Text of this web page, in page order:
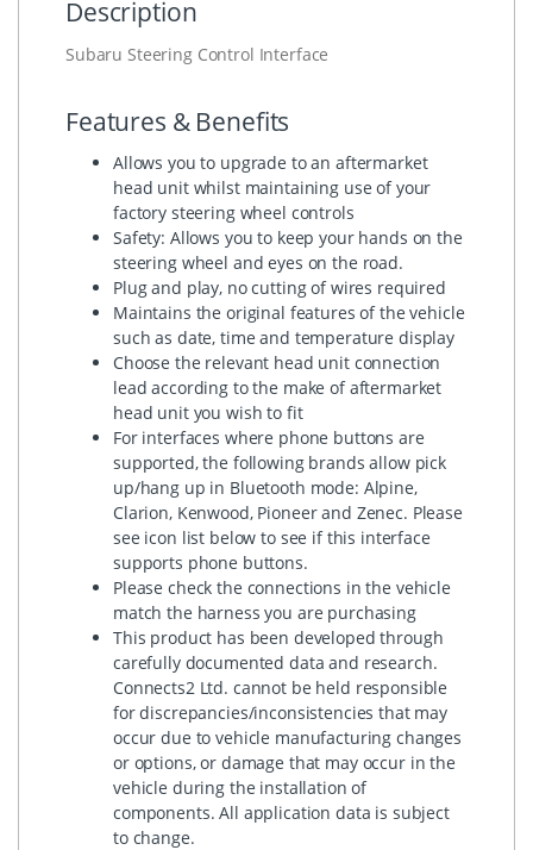
Description
Subaru Steering Control Interface
Features & Benefits
Allows you to upgrade to an aftermarket
head unit whilst maintaining use of your
factory steering wheel controls
Safety: Allows you to keep your hands on the
steering wheel and eyes on the road.
Plug and play, no cutting of wires required
Maintains the original features of the vehicle
such as date, time and temperature display
Choose the relevant head unit connection
lead according to the make of aftermarket
head unit you wish to fit
For interfaces where phone buttons are
supported, the following brands allow pick
up/hang up in Bluetooth mode: Alpine,
Clarion, Kenwood, Pioneer and Zenec. Please
see icon list below to see if this interface
supports phone buttons.
Please check the connections in the vehicle
match the harness you are purchasing
This product has been developed through
carefully documented data and research.
Connects2 Ltd. cannot be held responsible
for discrepancies/inconsistencies that may
occur due to vehicle manufacturing changes
or options, or damage that may occur in the
vehicle during the installation of
components. All application data is subject
to change.